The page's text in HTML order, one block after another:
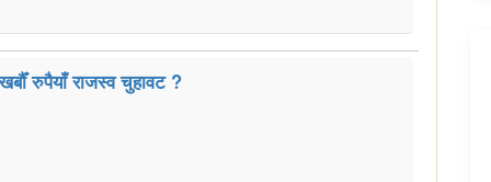
रुपैयाँ राजस्व चुहावट ?